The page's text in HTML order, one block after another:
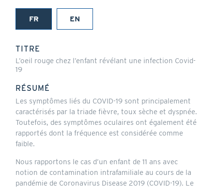
FR
(onglet
EN
TITRE
L’oeil rouge chez l’enfant révélant une infection Covid-
19
RÉSUMÉ
Les symptômes liés du COVID-19 sont principalement
caractérisés par la triade fièvre, toux sèche et dyspnée.
Toutefois, des symptômes oculaires ont également été
rapportés dont la fréquence est considérée comme
faible.
Nous rapportons le cas d’un enfant de 11 ans avec
notion de contamination intrafamiliale au cours de la
pandémie de Coronavirus Disease 2019 (COVID-19). Le